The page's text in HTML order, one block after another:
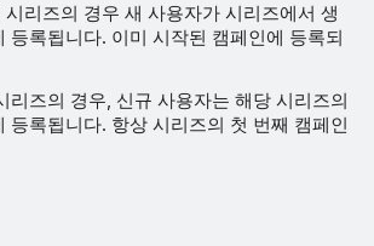
리즈의 경우 새 사용자가 시리즈에서 생
등록됩니다. 이미 시작된 캠페인에 등록되
리즈의 경우, 신규 사용자는 해당 시리즈의
등록됩니다. 항상 시리즈의 첫 번째 캠페인